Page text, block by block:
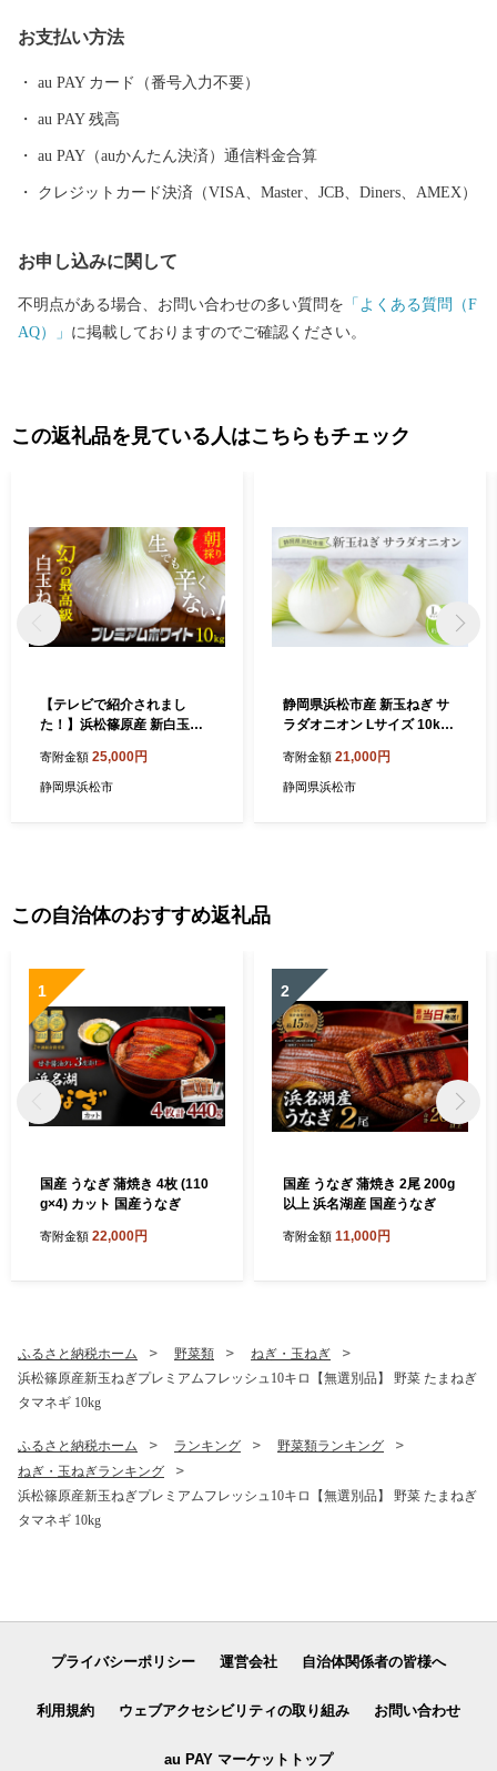
まなウォーター・ビーチ・マリンスポーツを楽しむことができ、
お支払い方法
au PAY カード（番号入力不要）
au PAY 残高
au PAY（auかんたん決済）通信料金合算
クレジットカード決済（VISA、Master、JCB、Diners、AMEX）
お申し込みに関して
不明点がある場合、お問い合わせの多い質問を 「よくある質問（F
AQ）」 に掲載しておりますのでご確認ください。
この返礼品を見ている人はこちらもチェック
【テレビで紹介されまし
た！】浜松篠原産 新白玉ね
ロ【無選別品】 野菜 たまね
ぎ タマネギ 玉ねぎ 新玉ねぎ
寄附金額 25,000円
静岡県浜松市
静岡県浜松市産 新玉ねぎ サ
ラダオニオン Lサイズ 10kg
ぎ タマネギ サラダ オニオン
国産 浜松市 静岡 【配送不
寄附金額 21,000円
静岡県浜松市
この自治体のおすすめ返礼品
1
国産 うなぎ 蒲焼き 4枚 (110
g×4) カット 国産うなぎ
寄附金額 22,000円
2
国産 うなぎ 蒲焼き 2尾 200g
以上 浜名湖産 国産うなぎ
寄附金額 11,000円
ふるさと納税ホーム 野菜類
ねぎ・玉ねぎ
浜松篠原産新玉ねぎプレミアムフレッシュ10キロ【無選別品】 野菜 たまねぎ
タマネギ 10kg
ふるさと納税ホーム ランキング
野菜類ランキング
ねぎ・玉ねぎランキング
浜松篠原産新玉ねぎプレミアムフレッシュ10キロ【無選別品】 野菜 たまねぎ
タマネギ 10kg
プライバシーポリシー 運営会社 自治体関係者の皆様へ
利用規約 ウェブアクセシビリティの取り組み お問い合わせ
au PAY マーケットトップ